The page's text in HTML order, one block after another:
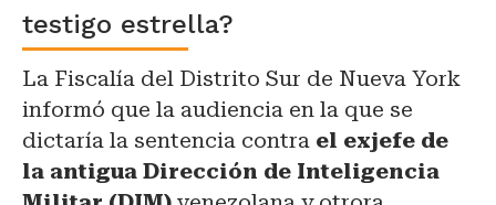
testigo estrella?
La Fiscalía del Distrito Sur de Nueva York
informó que la audiencia en la que se
dictaría la sentencia contra el exjefe de
la antigua Dirección de Inteligencia